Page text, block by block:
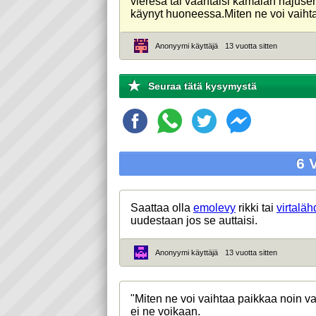
käynyt huoneessa.Miten ne voi
Anonyymi käyttäjä 13 vuotta sitten
Seuraa tätä kysymystä
6
Saattaa olla emolevyrikki tai
uudestaan jos se auttaisi.
Anonyymi käyttäjä 13 vuotta sitten
"Miten ne voi vaihtaa paikkaa noin
ei ne voikaan.